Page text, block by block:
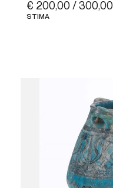
€ 200,00 / 300,00
STIMA